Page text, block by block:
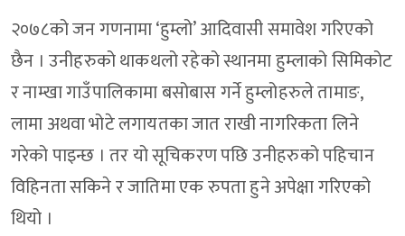
२०७८को जन गणनामा ‘हुम्लो’ आदिवासी समावेश गरिएको
छैन । उनीहरुको थाकथलो रहेको स्थानमा हुम्लाको सिमिकोट
र नाम्खा गाउँपालिकामा बसोबास गर्ने हुम्लोहरुले तामाङ,
लामा अथवा भोटे लगायतका जात राखी नागरिकता लिने
गरेको पाइन्छ । तर यो सूचिकरण पछि उनीहरुको पहिचान
विहिनता सकिने र जातिमा एक रुपता हुने अपेक्षा गरिएको
थियो ।